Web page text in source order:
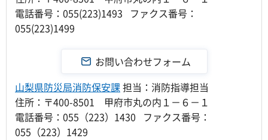
電話番号：055(223)1493 ファクス番号：
055(223)1499
山梨県防災局消防保安課担当：消防指導担当
住所：〒400-8501 甲府市丸の内１－６－１
電話番号：055（223）1430 ファクス番号：
055（223）1429